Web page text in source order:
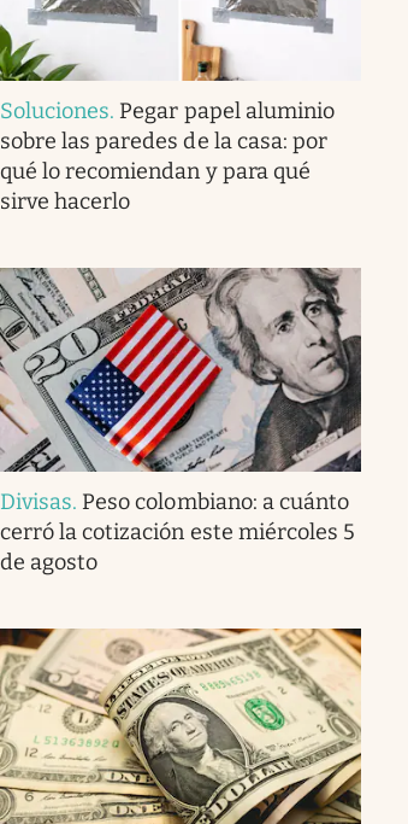
Soluciones. Pegar papel aluminio
sobre las paredes de la casa: por
qué lo recomiendan y para qué
sirve hacerlo
Divisas. Peso colombiano: a cuánto
cerró la cotización este miércoles 5
de agosto